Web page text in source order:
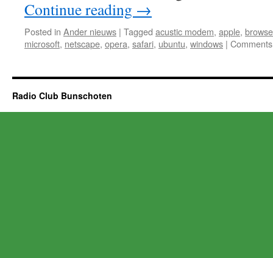
Continue reading →
Posted in Ander nieuws | Tagged acustic modem, apple,
microsoft, netscape, opera, safari, ubuntu, windows |
Radio Club Bunschoten